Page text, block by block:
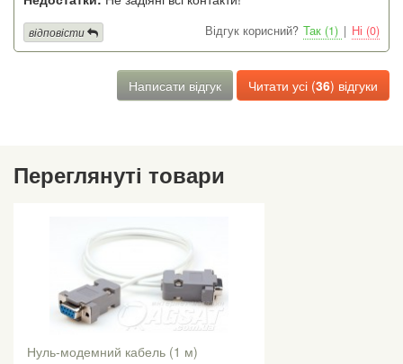
Відгук корисний? Так (1) | Ні (0)
відповісти
Написати відгук Читати усі (36) відгуки
Переглянуті товари
Нуль-модемний кабель (1 м)